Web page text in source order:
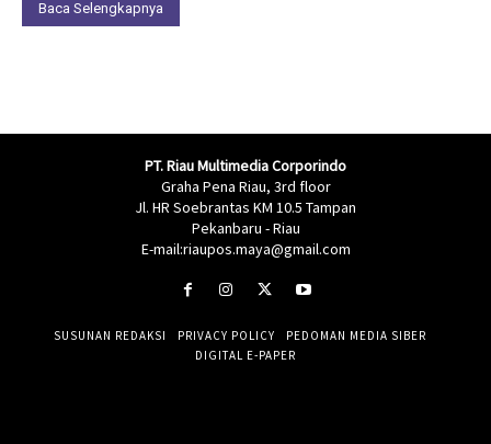
Baca Selengkapnya
PT. Riau Multimedia Corporindo
Graha Pena Riau, 3rd floor
Jl. HR Soebrantas KM 10.5 Tampan
Pekanbaru - Riau
E-mail:riaupos.maya@gmail.com
SUSUNAN REDAKSI PRIVACY POLICY
PEDOMAN MEDIA SIBER
DIGITAL E-PAPER